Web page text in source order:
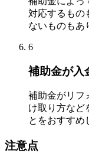
対応するもの
ないものもあ
6
補助金が入
補助金がリフ
け取り方など
とをおすすめ
注意点